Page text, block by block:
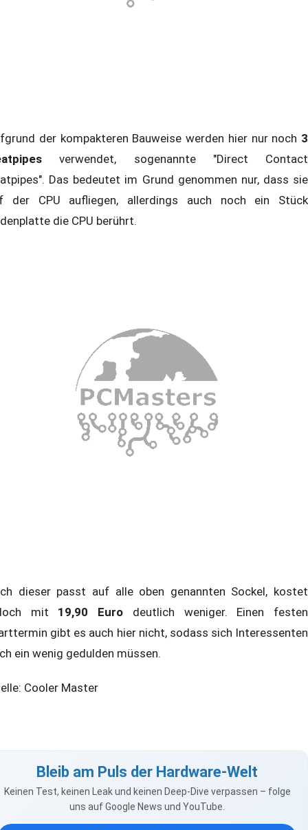
der kompakteren Bauweise werden hier nur noch 3
verwendet, sogenannte "Direct Contact
Das bedeutet im Grund genommen nur, dass sie
der CPU aufliegen, allerdings auch noch ein Stück
die CPU berührt.
dieser passt auf alle oben genannten Sockel, kostet
mit 19,90 Euro deutlich weniger. Einen festen
gibt es auch hier nicht, sodass sich Interessenten
ein wenig gedulden müssen.
Cooler Master
Bleib am Puls der Hardware-Welt
Keinen Test, keinen Leak und keinen Deep-Dive verpassen – folge
uns auf Google News und YouTube.